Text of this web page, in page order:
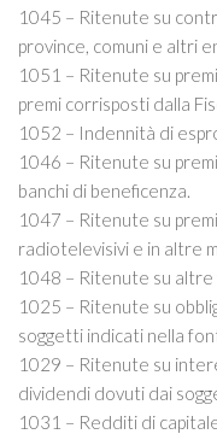
1045 – Ritenute su
province, comuni e altri
1051 – Ritenute su
premi corrisposti dalla
1052 – Indennità di
1046 – Ritenute su
banchi di beneficenza.
1047 – Ritenute su
radiotelevisivi e in altre
1048 – Ritenute su altre
1025 – Ritenute su
soggetti indicati nella
1029 – Ritenute su
dividendi dovuti dai
1031 – Redditi di